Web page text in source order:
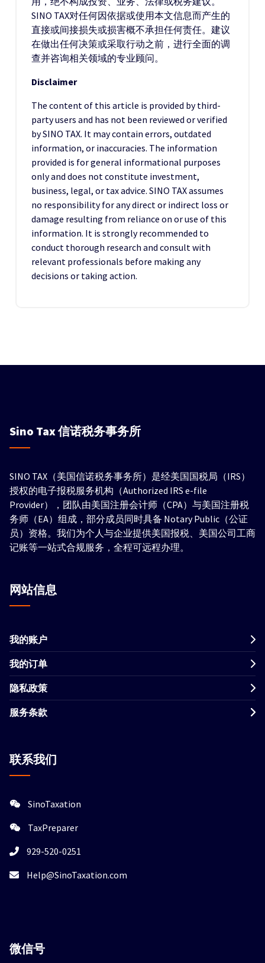
SINO TAX对任何因依据或使用本文信息而产生的
直接或间接损失或损害概不承担任何责任。建议
在做出任何决策或采取行动之前，进行全面的调
查并咨询相关领域的专业顾问。
Disclaimer
The content of this article is provided by third-
party users and has not been reviewed or verified
by SINO TAX. It may contain errors, outdated
information, or inaccuracies. The information
provided is for general informational purposes
only and does not constitute investment,
business, legal, or tax advice. SINO TAX assumes
no responsibility for any direct or indirect loss or
damage resulting from reliance on or use of this
information. It is strongly recommended to
conduct thorough research and consult with
relevant professionals before making any
decisions or taking action.
Sino Tax信诺税务事务所
SINO TAX（美国信诺税务事务所）是经美国国税局（IRS）
授权的电子报税服务机构（Authorized IRS e-file
Provider），团队由美国注册会计师（CPA）与美国注册税
务师（EA）组成，部分成员同时具备 Notary Public（公证
员）资格。我们为个人与企业提供美国报税、美国公司工商
记账等一站式合规服务，全程可远程办理。
网站信息
我的账户
我的订单
隐私政策
服务条款
联系我们
SinoTaxation
TaxPreparer
929-520-0251
Help@SinoTaxation.com
微信号